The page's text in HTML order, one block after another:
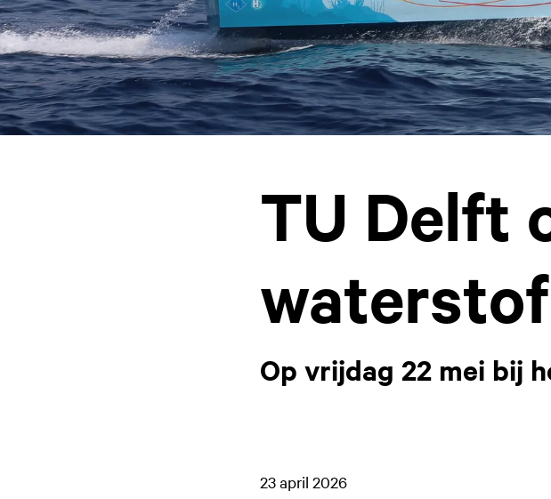
TU Delft
Op vrijdag 22 mei bij
23 april 2026